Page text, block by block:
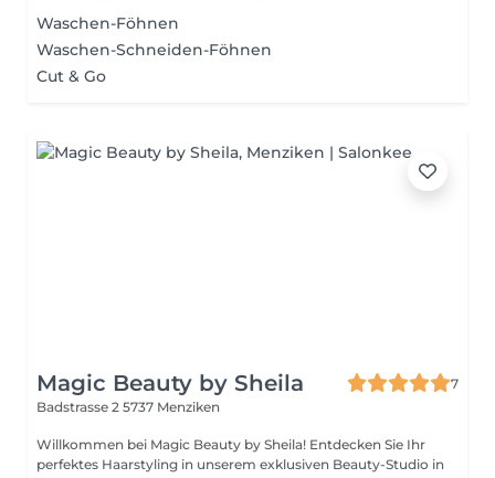
Waschen-Föhnen
Waschen-Schneiden-Föhnen
Cut & Go
Magic Beauty by Sheila
7
Badstrasse 2 5737 Menziken
Willkommen bei Magic Beauty by Sheila! Entdecken Sie Ihr
perfektes Haarstyling in unserem exklusiven Beauty-Studio in